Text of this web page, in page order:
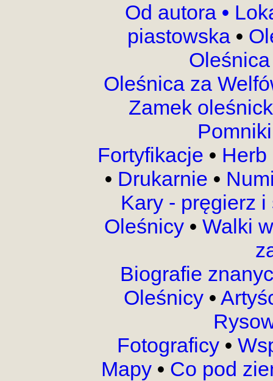
Od autora •
piastowska •
Oleśnica za
Zamek
Fortyfikacje •
• Drukarnie •
Kary - pręgierz
Oleśnicy • Walki
Biografie
Oleśnicy •
Fotograficy •
Mapy • Co pod